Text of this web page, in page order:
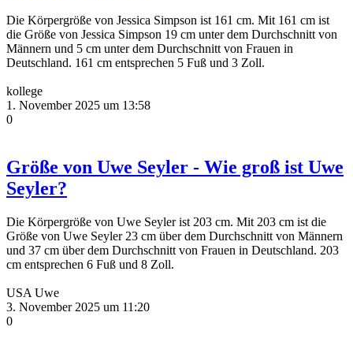
Die Körpergröße von Jessica Simpson ist 161 cm. Mit 161 cm ist
die Größe von Jessica Simpson 19 cm unter dem Durchschnitt von
Männern und 5 cm unter dem Durchschnitt von Frauen in
Deutschland. 161 cm entsprechen 5 Fuß und 3 Zoll.
kollege
1. November 2025 um 13:58
0
Größe von Uwe Seyler - Wie groß ist Uwe
Seyler?
Die Körpergröße von Uwe Seyler ist 203 cm. Mit 203 cm ist die
Größe von Uwe Seyler 23 cm über dem Durchschnitt von Männern
und 37 cm über dem Durchschnitt von Frauen in Deutschland. 203
cm entsprechen 6 Fuß und 8 Zoll.
USA Uwe
3. November 2025 um 11:20
0